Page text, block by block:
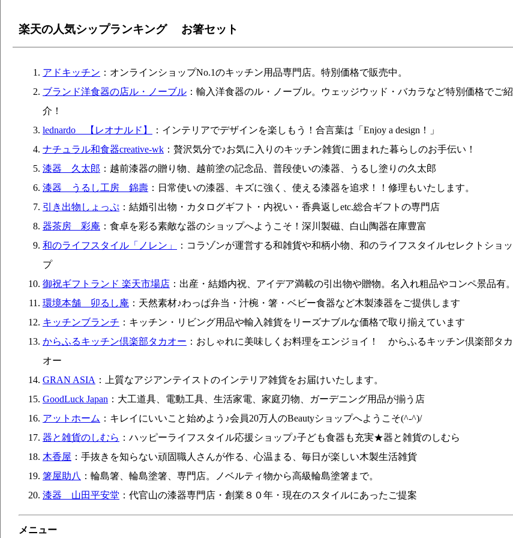
楽天の人気シップランキング お箸セット
アドキッチン ：オンラインショップNo.1のキッチン用品専門店。特別価格で販売中。
ブランド洋食器の店ル・ノーブル ：輸入洋食器のル・ノーブル。ウェッジウッド・バカラなど特別価格でご紹
介！
lednardo 【レオナルド】
：インテリアでデザインを楽しもう！合言葉は「Enjoy a design！」
ナチュラル和食器creative-wk ：贅沢気分で♪お気に入りのキッチン雑貨に囲まれた暮らしのお手伝い！
漆器 久太郎 ：越前漆器の贈り物、越前塗の記念品、普段使いの漆器、うるし塗りの久太郎
漆器 うるし工房 錦壽 ：日常使いの漆器、キズに強く、使える漆器を追求！！修理もいたします。
引き出物しょっぷ ：結婚引出物・カタログギフト・内祝い・香典返しetc.総合ギフトの専門店
器茶房 彩庵 ：食卓を彩る素敵な器のショップへようこそ！深川製磁、白山陶器在庫豊富
和のライフスタイル「ノレン」
：コラゾンが運営する和雑貨や和柄小物、和のライフスタイルセレクトショッ
プ
御祝ギフトランド 楽天市場店 ：出産・結婚内祝、アイデア満載の引出物や贈物。名入れ粗品やコンペ景品有。
環境本舗 卯るし庵 ：天然素材♪わっぱ弁当・汁椀・箸・ベビー食器など木製漆器をご提供します
キッチンブランチ ：キッチン・リビング用品や輸入雑貨をリーズナブルな価格で取り揃えています
からふるキッチン倶楽部タカオー ：おしゃれに美味しくお料理をエンジョイ！ からふるキッチン倶楽部タカ
オー
GRAN ASIA ：上質なアジアンテイストのインテリア雑貨をお届けいたします。
GoodLuck Japan ：大工道具、電動工具、生活家電、家庭刃物、ガーデニング用品が揃う店
アットホーム ：キレイにいいこと始めよう♪会員20万人のBeautyショップへようこそ(^-^)/
器と雑貨のしむら ：ハッピーライフスタイル応援ショップ♪子ども食器も充実★器と雑貨のしむら
木香屋 ：手抜きを知らない頑固職人さんが作る、心温まる、毎日が楽しい木製生活雑貨
箸屋助八 ：輪島箸、輪島塗箸、専門店。ノベルティ物から高級輪島塗箸まで。
漆器 山田平安堂 ：代官山の漆器専門店・創業８０年・現在のスタイルにあったご提案
メニュー